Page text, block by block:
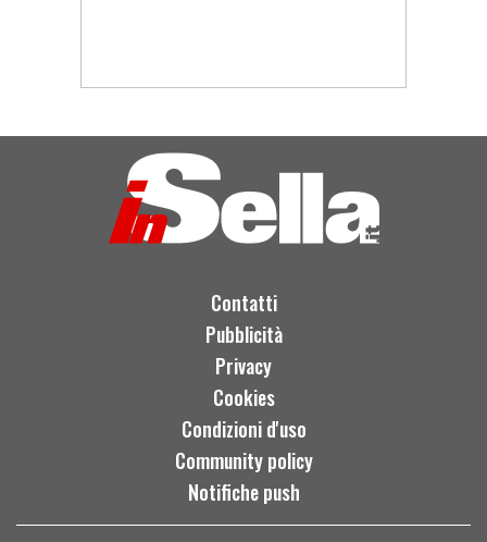
Contatti
Pubblicità
Privacy
Cookies
Condizioni d'uso
Community policy
Notifiche push